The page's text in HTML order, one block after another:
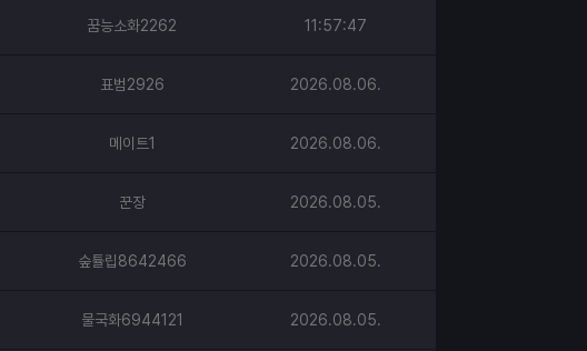
꿈능소화2262 11:57:47
표범2926 2026.08.06.
메이트1 2026.08.06.
꾼장 2026.08.05.
숲튤립8642466 2026.08.05.
물국화6944121 2026.08.05.